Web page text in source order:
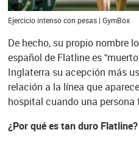
Ejercicio intenso con pesas | GymBox
De hecho, su propio nombre
español de Flatline es
Inglaterra su acepción más
relación a la línea que
hospital cuando una persona
¿Por qué es tan duro Flatline?